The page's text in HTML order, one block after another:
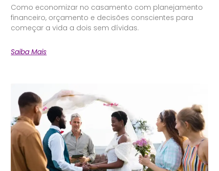
Como economizar no casamento com planejamento
financeiro, orçamento e decisões conscientes para
começar a vida a dois sem dívidas.
Saiba Mais